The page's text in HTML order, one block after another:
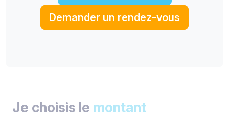
Demander un rendez-vous
Je choisis le montant